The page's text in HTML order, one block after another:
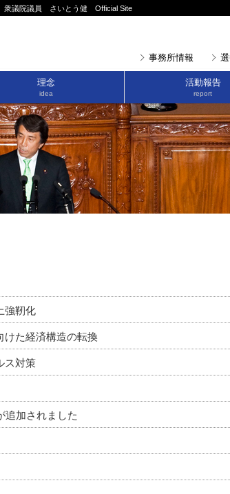
衆議院議員 さいとう健 Official Site
事務所情報
理念
idea
活動報告
report
強靭化
た経済構造の転換
ス対策
追加されました